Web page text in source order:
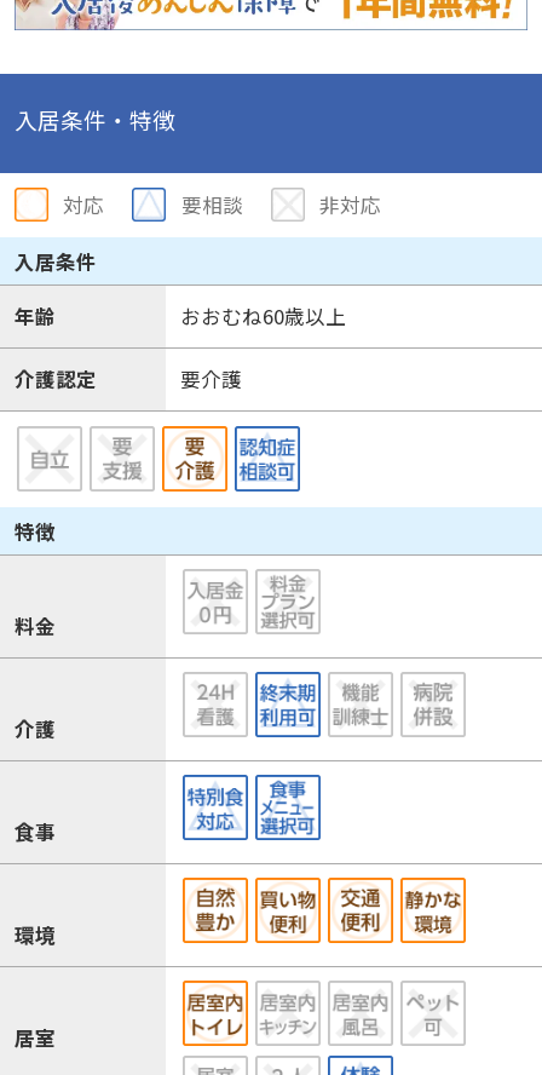
入居条件・特徴
対応 要相談
非対応
入居条件
年齢
おおむね60歳以上
介護認定 要介護
特徴
料金
介護
食事
環境
居室